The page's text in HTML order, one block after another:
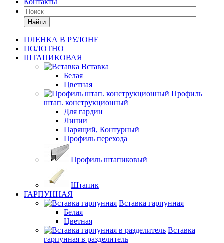
Контакты
Найти
ПЛЕНКА В РУЛОНЕ
ПОЛОТНО
ШТАПИКОВАЯ
Вставка
Белая
Цветная
Профиль
штап. конструкционный
Для гардин
Линии
Парящий, Контурный
Профиль перехода
Профиль штапиковый
Штапик
ГАРПУННАЯ
Вставка гарпунная
Белая
Цветная
Вставка
гарпунная в разделитель